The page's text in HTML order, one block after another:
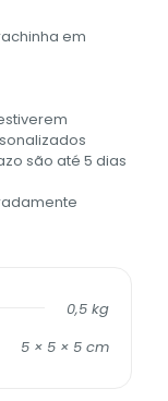
em
são até 5 dias
0,5 kg
5 × 5 × 5 cm